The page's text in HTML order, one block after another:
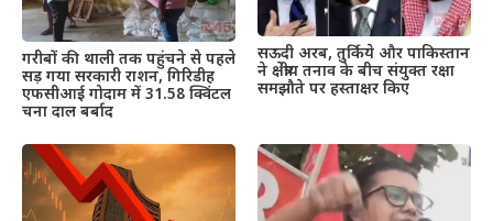
गरीबों की थाली तक पहुंचने से पहले
सड़ गया सरकारी राशन, गिरिडीह
एफसीआई गोदाम में 31.58 क्विंटल
चना दाल बर्बाद
सऊदी अरब, तुर्किये और पाकिस्तान
ने क्षेत्रीय तनाव के बीच संयुक्त रक्षा
समझौते पर हस्ताक्षर किए